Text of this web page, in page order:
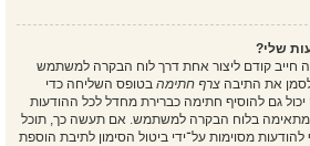
שלי?
חייב קודם ליצור אחת דרך לוח הבקרה למשתמש
את התיבה צרף חתימה בטופס השליחה כדי
גם להוסיף חתימה כברירת מחדל לכל ההודעות
בלוח הבקרה למשתמש. אם תעשה כך, תוכל
מסוימות על־ידי ביטול הסימון לתיבת הוספת